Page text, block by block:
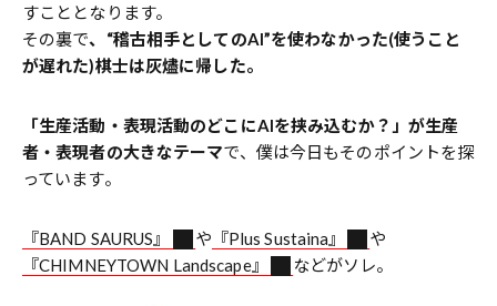
すこととなります。
その裏で、“稽古相手としてのAI”を使わなかった(使うこと
が遅れた)棋士は灰燼に帰した。
「生産活動・表現活動のどこにAIを挟み込むか？」が生産
者・表現者の大きなテーマで、僕は今日もそのポイントを探
っています。
『BAND SAURUS』 や 『Plus Sustaina』
や
『CHIMNEYTOWN Landscape』
などがソレ。